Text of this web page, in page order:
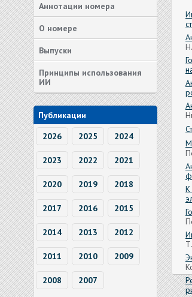
Аннотации номера
О номере
Выпуски
Принципы использования
ИИ
Публикации
2026
2025 2024
2023 2022 2021
2020 2019 2018
2017 2016 2015
2014 2013 2012
2011 2010 2009
2008 2007
К